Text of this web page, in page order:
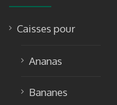
Caisses pour
Ananas
Bananes